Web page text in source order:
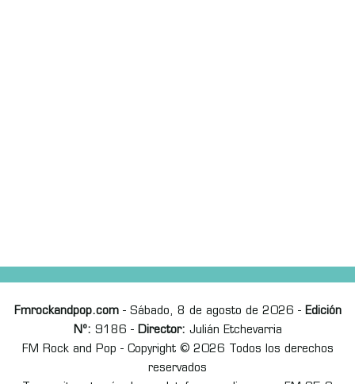
Fmrockandpop.com- Sábado, 8 de agosto de 2026 - Edición
Nº: 9186 - Director: Julián Etchevarria
FM Rock and Pop - Copyright © 2026 Todos los derechos
reservados